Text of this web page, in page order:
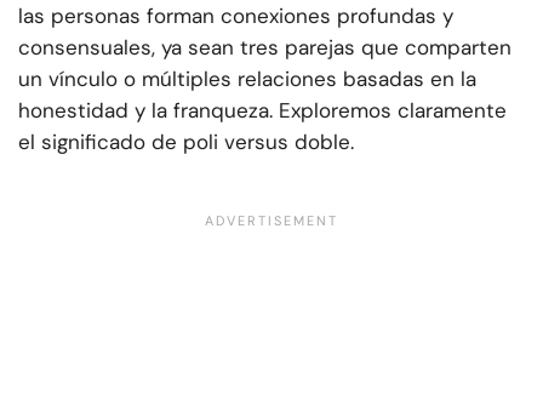
las personas forman conexiones profundas y
consensuales, ya sean tres parejas que comparten
un vínculo o múltiples relaciones basadas en la
honestidad y la franqueza. Exploremos claramente
el significado de poli versus doble.